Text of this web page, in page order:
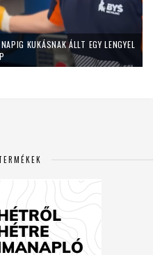
KUKÁSNAK ÁLLT EGY LENGYEL